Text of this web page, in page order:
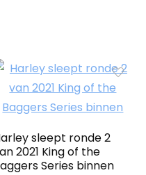
sleept ronde 2
2021 King of the
Series binnen